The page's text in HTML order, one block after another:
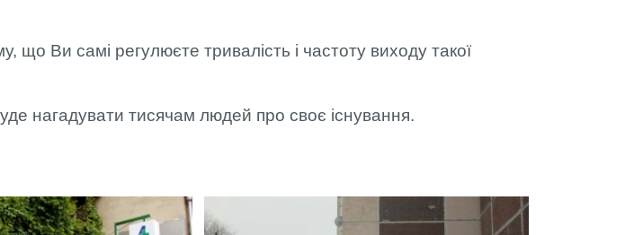
СИЛАМИ
що Ви самі регулюєте тривалість і частоту виходу такої
нагадувати тисячам людей про своє існування.